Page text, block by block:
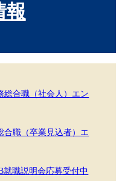
報
総合職（社会人）エン
合職（卒業見込者）エ
就職説明会応募受付中